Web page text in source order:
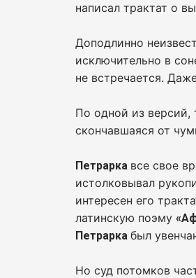
написал трактат о
Доподлинно
исключительно в
не встречается.
По одной из версий,
скончавшаяся от
Петрарка все свое
истолковывал
интересен его
латинскую поэму
Петраркабыл
Но суд потомков